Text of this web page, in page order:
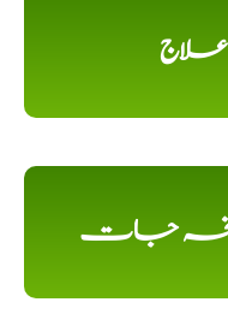
علاج
نسخہ جات